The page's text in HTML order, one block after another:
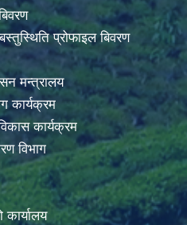
प्रोफाइल बिवरण
मन्त्रालय
कार्यक्रम
कार्यक्रम
विभाग
कार्यालय